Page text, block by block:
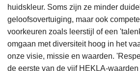
huidskleur. Soms zijn ze minder
geloofsovertuiging, maar ook
voorkeuren zoals leerstijl of een
omgaan met diversiteit hoog in het
onze visie, missie en waarden.
de eerste van de vijf HEKLA-